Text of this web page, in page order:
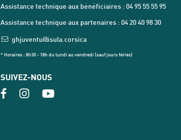
Assistance technique aux bénéficiaires : 04 95 55 55 95
Assistance technique aux partenaires : 04 20 40 98 30
ghjuventu@isula.corsica
* Horaires : 8h30 - 18h du lundi au vendredi (sauf jours fériés)
SUIVEZ-NOUS